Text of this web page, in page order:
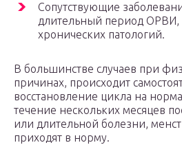
Сопутствующие
длительный период ОРВИ,
хронических патологий.
В большинстве случаев при
причинах, происходит
восстановление цикла на
течение нескольких месяцев
или длительной болезни,
приходят в норму.